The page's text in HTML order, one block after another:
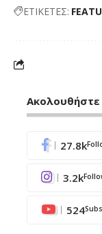
ΕΤΙΚΕΤΕΣ:
Ακολουθήστε
27.8k
3.2k
524